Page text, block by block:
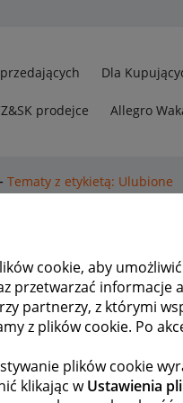
cookie, aby
przetwarzać informacje
partnerzy, z którymi
z plików cookie. Po
plików cookie
klikając wUstawienia
Dla
prodejce Allegro
Tematy z etykietą: Ulubione
w ulubionych.
zaorana?